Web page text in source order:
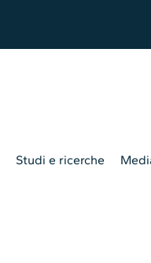
Studi e ricerche